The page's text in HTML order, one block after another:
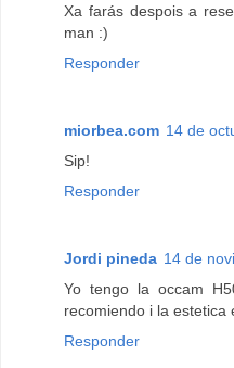
Xa farás despois a
man :)
Responder
miorbea.com 14 de
Sip!
Responder
Jordi pineda 14 de
Yo tengo la occam
recomiendo i la estetica
Responder